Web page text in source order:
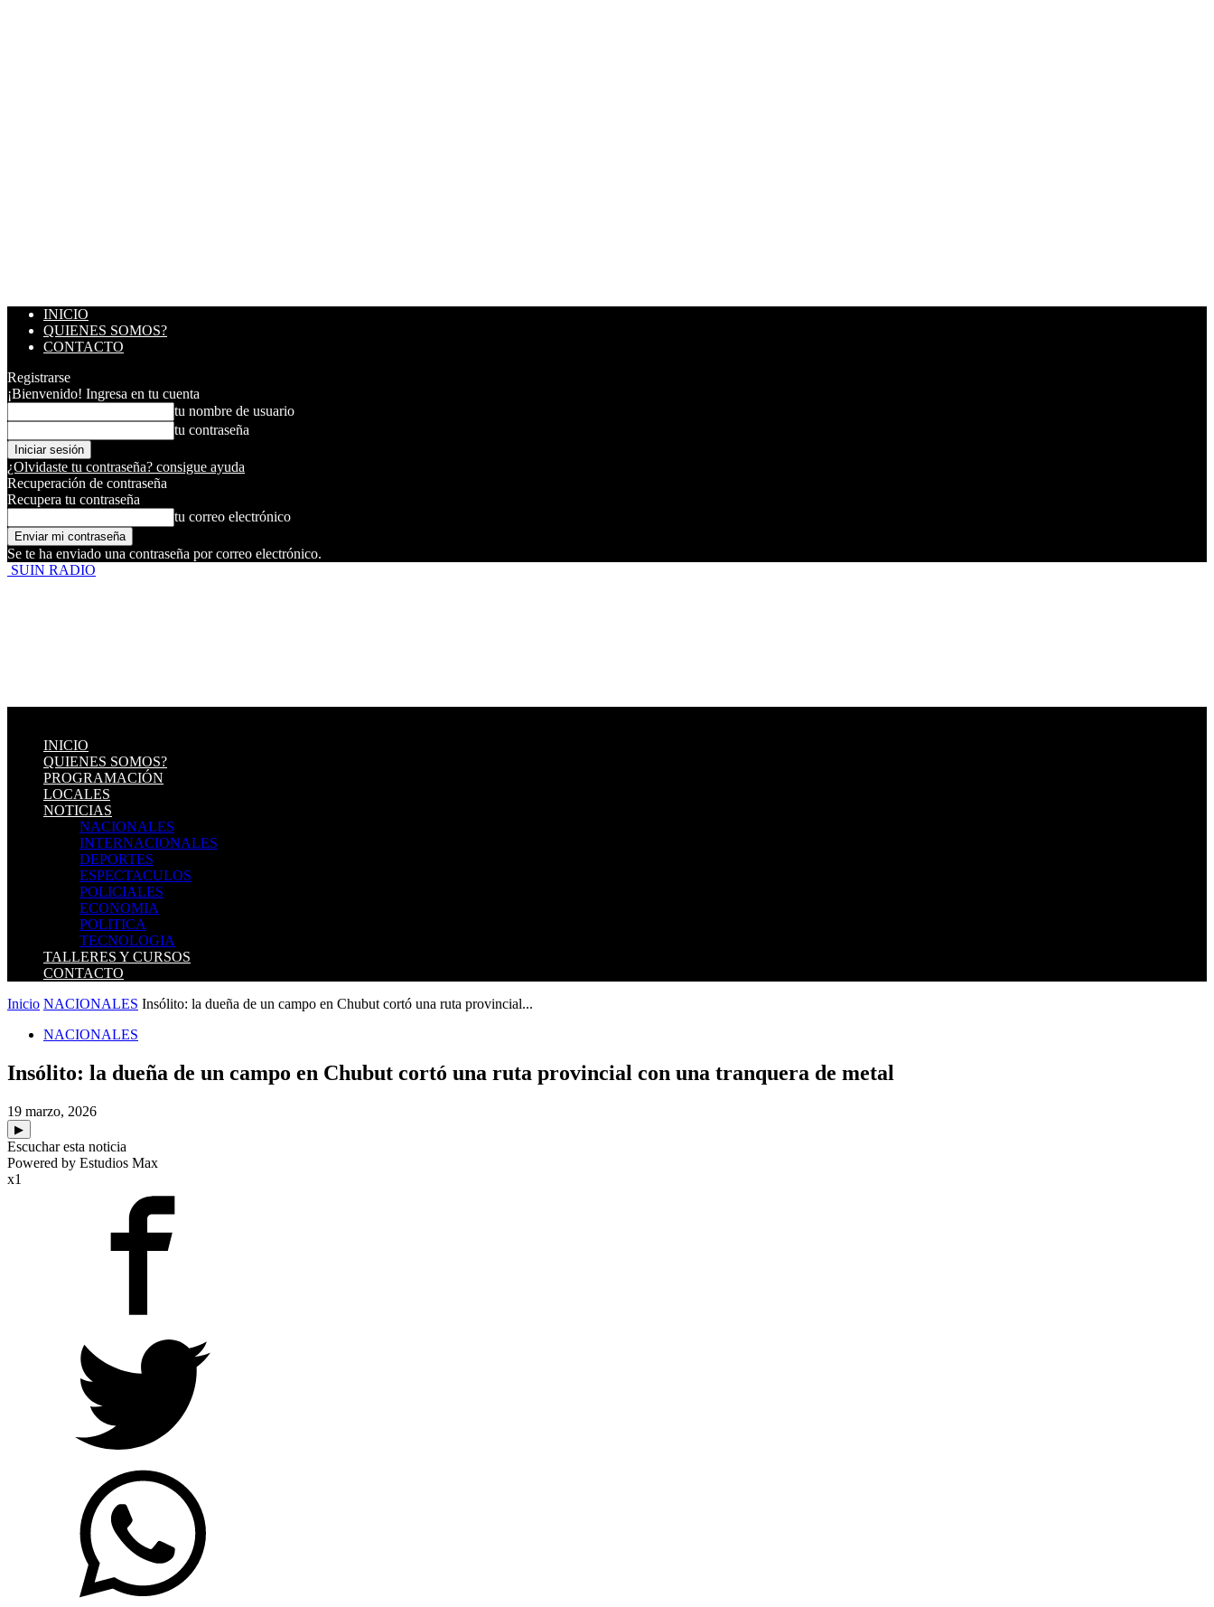
INICIO
QUIENES SOMOS?
CONTACTO
Registrarse
¡Bienvenido! Ingresa en tu cuenta
tu nombre de usuario
tu contraseña
¿Olvidaste tu contraseña? consigue ayuda
Recuperación de contraseña
Recupera tu contraseña
tu correo electrónico
Se te ha enviado una contraseña por correo electrónico.
SUIN RADIO
INICIO
QUIENES SOMOS?
PROGRAMACIÓN
LOCALES
NOTICIAS
NACIONALES
INTERNACIONALES
DEPORTES
ESPECTACULOS
POLICIALES
ECONOMIA
POLITICA
TECNOLOGIA
TALLERES Y CURSOS
CONTACTO
Inicio NACIONALES Insólito: la dueña de un campo en Chubut cortó una ruta provincial...
NACIONALES
Insólito: la dueña de un campo en Chubut cortó una ruta provincial con una tranquera de metal
19 marzo, 2026
▶
Escuchar esta noticia
Powered by Estudios Max
x1